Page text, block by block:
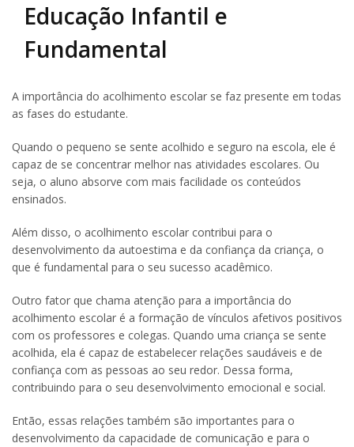
Educação Infantil e
Fundamental
A importância do acolhimento escolar se faz presente em todas
as fases do estudante.
Quando o pequeno se sente acolhido e seguro na escola, ele é
capaz de se concentrar melhor nas atividades escolares. Ou
seja, o aluno absorve com mais facilidade os conteúdos
ensinados.
Além disso, o acolhimento escolar contribui para o
desenvolvimento da autoestima e da confiança da criança, o
que é fundamental para o seu sucesso acadêmico.
Outro fator que chama atenção para a importância do
acolhimento escolar é a formação de vínculos afetivos positivos
com os professores e colegas. Quando uma criança se sente
acolhida, ela é capaz de estabelecer relações saudáveis e de
confiança com as pessoas ao seu redor. Dessa forma,
contribuindo para o seu desenvolvimento emocional e social.
Então, essas relações também são importantes para o
desenvolvimento da capacidade de comunicação e para o